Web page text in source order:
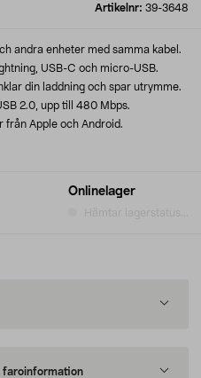
Artikelnr: 39-3648
Onlinelager
andra enheter med samma kabel.
USB-C och micro-USB.
din laddning och spar utrymme.
2.0, upp till 480 Mbps.
från Apple och Android.
faroinformation